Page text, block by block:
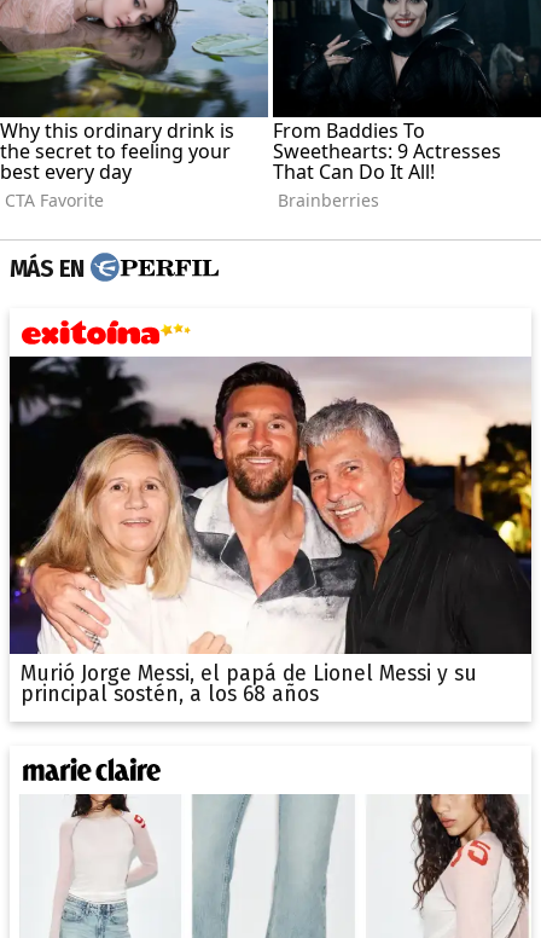
MÁS EN
Murió Jorge Messi, el papá de Lionel Messi y su
principal sostén, a los 68 años